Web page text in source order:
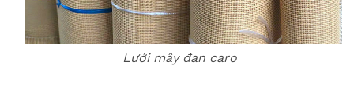
Lưới mây đan caro